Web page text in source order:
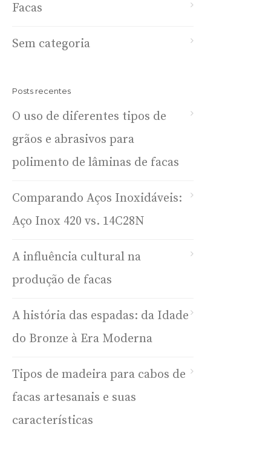
Facas
Sem categoria
Posts recentes
O uso de diferentes tipos de
grãos e abrasivos para
polimento de lâminas de facas
Comparando Aços Inoxidáveis:
Aço Inox 420 vs. 14C28N
A influência cultural na
produção de facas
A história das espadas: da Idade
do Bronze à Era Moderna
Tipos de madeira para cabos de
facas artesanais e suas
características